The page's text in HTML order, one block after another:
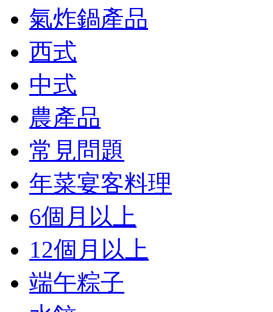
氣炸鍋產品
西式
中式
農產品
常見問題
年菜宴客料理
6個月以上
12個月以上
端午粽子